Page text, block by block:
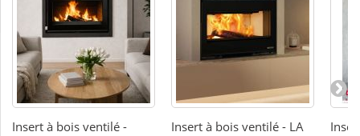
Insert à bois ventilé -
Insert à bois ventilé - LA